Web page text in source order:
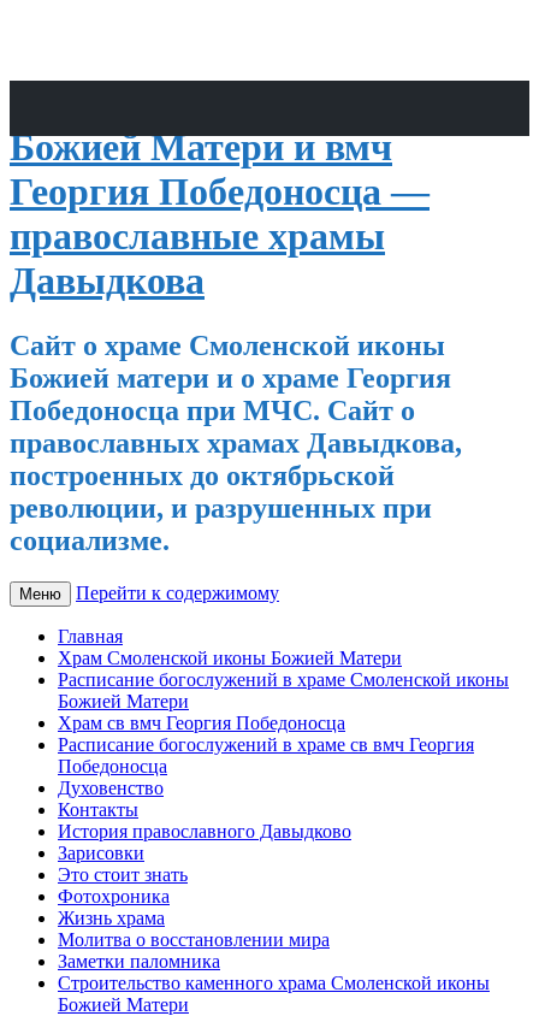
Божией Матери и вмч
Георгия Победоносца —
православные храмы
Давыдкова
Сайт о храме Смоленской иконы
Божией матери и о храме Георгия
Победоносца при МЧС. Сайт о
православных храмах Давыдкова,
построенных до октябрьской
революции, и разрушенных при
социализме.
Меню Перейти к содержимому
Главная
Храм Смоленской иконы Божией Матери
Расписание богослужений в храме Смоленской иконы
Божией Матери
Храм св вмч Георгия Победоносца
Расписание богослужений в храме св вмч Георгия
Победоносца
Духовенство
Контакты
История православного Давыдково
Зарисовки
Это стоит знать
Фотохроника
Жизнь храма
Молитва о восстановлении мира
Заметки паломника
Строительство каменного храма Смоленской иконы
Божией Матери